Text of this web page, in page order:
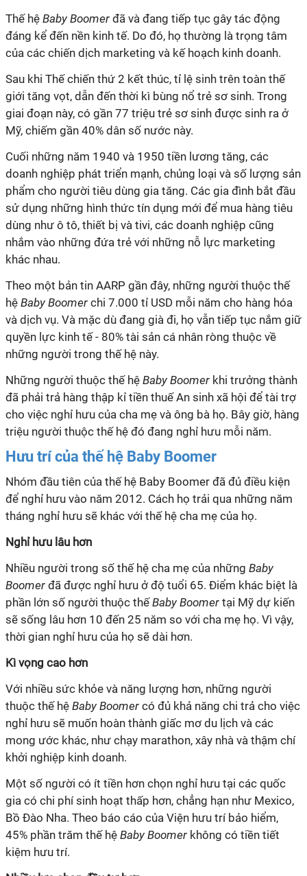
Thế hệ Baby Boomer đã và đang tiếp tục gây tác động
đáng kể đến nền kinh tế. Do đó, họ thường là trọng tâm
của các chiến dịch marketing và kế hoạch kinh doanh.
Sau khi Thế chiến thứ 2 kết thúc, tỉ lệ sinh trên toàn thế
giới tăng vọt, dẫn đến thời kì bùng nổ trẻ sơ sinh. Trong
giai đoạn này, có gần 77 triệu trẻ sơ sinh được sinh ra ở
Mỹ, chiếm gần 40% dân số nước này.
Cuối những năm 1940 và 1950 tiền lương tăng, các
doanh nghiệp phát triển mạnh, chủng loại và số lượng sản
phẩm cho người tiêu dùng gia tăng. Các gia đình bắt đầu
sử dụng những hình thức tín dụng mới để mua hàng tiêu
dùng như ô tô, thiết bị và tivi, các doanh nghiệp cũng
nhắm vào những đứa trẻ với những nỗ lực marketing
khác nhau.
Theo một bản tin AARP gần đây, những người thuộc thế
hệ Baby Boomer chi 7.000 tỉ USD mỗi năm cho hàng hóa
và dịch vụ. Và mặc dù đang già đi, họ vẫn tiếp tục nắm giữ
quyền lực kinh tế - 80% tài sản cá nhân ròng thuộc về
những người trong thế hệ này.
Những người thuộc thế hệ Baby Boomer khi trưởng thành
đã phải trả hàng thập kỉ tiền thuế An sinh xã hội để tài trợ
cho việc nghỉ hưu của cha mẹ và ông bà họ. Bây giờ, hàng
triệu người thuộc thế hệ đó đang nghỉ hưu mỗi năm.
Hưu trí của thế hệ Baby Boomer
Nhóm đầu tiên của thế hệ Baby Boomer đã đủ điều kiện
để nghỉ hưu vào năm 2012. Cách họ trải qua những năm
tháng nghỉ hưu sẽ khác với thế hệ cha mẹ của họ.
Nghỉ hưu lâu hơn
Nhiều người trong số thế hệ cha mẹ của những Baby
Boomer đã được nghỉ hưu ở độ tuổi 65. Điểm khác biệt là
phần lớn số người thuộc thếBaby Boomer tại Mỹ dự kiến
sẽ sống lâu hơn 10 đến 25 năm so với cha mẹ họ. Vì vậy,
thời gian nghỉ hưu của họ sẽ dài hơn.
Kì vọng cao hơn
Với nhiều sức khỏe và năng lượng hơn, những người
thuộc thế hệ Baby Boomer có đủ khả năng chi trả cho việc
nghỉ hưu sẽ muốn hoàn thành giấc mơ du lịch và các
mong ước khác, như chạy marathon, xây nhà và thậm chí
khởi nghiệp kinh doanh.
Một số người có ít tiền hơn chọn nghỉ hưu tại các quốc
gia có chi phí sinh hoạt thấp hơn, chẳng hạn như Mexico,
Bồ Đào Nha. Theo báo cáo của Viện hưu trí bảo hiểm,
45% phần trăm thế hệ Baby Boomer không có tiền tiết
kiệm hưu trí.